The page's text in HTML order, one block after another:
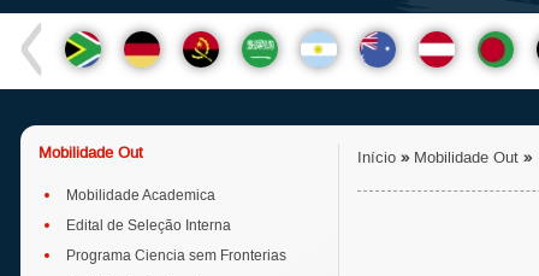
Mobilidade Out
Mobilidade Academica
Edital de Seleção Interna
Programa Ciencia sem Fronterias
Início »Mobilidade Out »